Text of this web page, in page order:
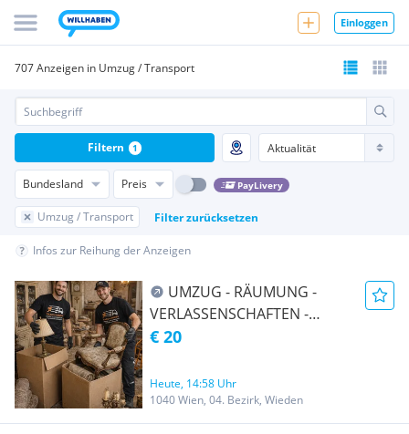
Einloggen
707 Anzeigen in Umzug / Transport
Bundesland Preis PayLivery
Umzug / Transport Filter zurücksetzen
Filtern 1
Infos zur Reihung der Anzeigen
UMZUG - RÄUMUNG -
VERLASSENSCHAFTEN -
TRANSPORT -
ÜBERSIEDLUNG WIEN &
UMGEBUNG AUCH Ö-weit
und EU-weit
€ 20
Heute, 14:58 Uhr
1040 Wien, 04. Bezirk, Wieden